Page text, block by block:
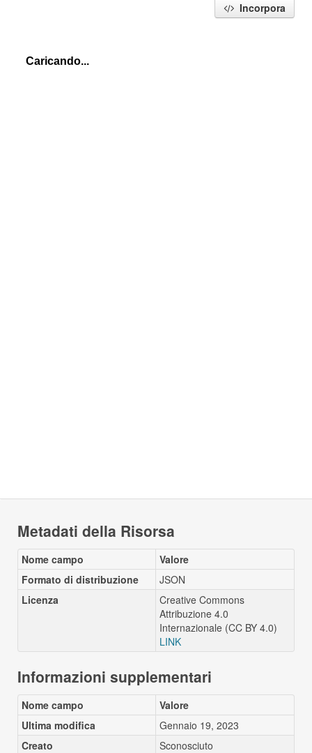
Incorpora
Metadati della Risorsa
Nome campo
Valore
Formato di distribuzione
JSON
Licenza
Creative Commons
Attribuzione 4.0
Internazionale (CC BY 4.0)
LINK
Informazioni supplementari
Nome campo
Valore
Ultima modifica
Gennaio 19, 2023
Creato
Sconosciuto